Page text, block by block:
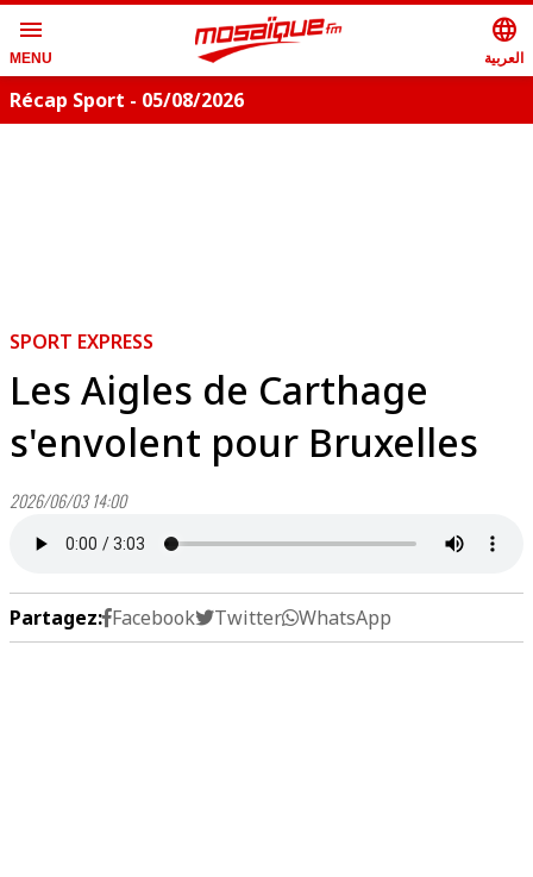
menu
MENU
language
العربية
Récap Sport - 05/08/2026
SPORT EXPRESS
Les Aigles de Carthage
s'envolent pour Bruxelles
2026/06/03 14:00
Partagez: Facebook Twitter WhatsApp